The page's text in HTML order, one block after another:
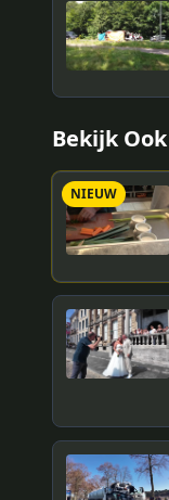
Bekijk Ook
NIEUW